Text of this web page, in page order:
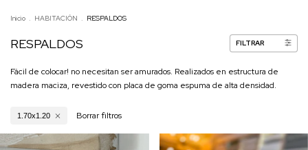
Inicio . HABITACIÓN . RESPALDOS
RESPALDOS FILTRAR
Fácil de colocar! no necesitan ser amurados. Realizados en estructura de
madera maciza, revestido con placa de goma espuma de alta densidad.
1.70x1.20 Borrar filtros